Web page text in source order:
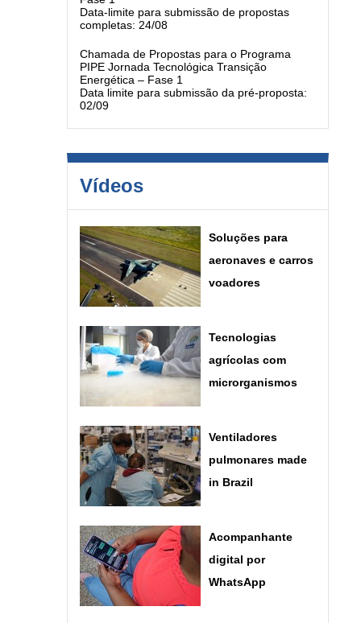
Data-limite para submissão de propostas
completas: 24/08
Chamada de Propostas para o Programa
PIPE Jornada Tecnológica Transição
Energética – Fase 1
Data limite para submissão da pré-proposta:
02/09
Vídeos
Soluções para
aeronaves e carros
voadores
Tecnologias
agrícolas com
microrganismos
Ventiladores
pulmonares made
in Brazil
Acompanhante
digital por
WhatsApp